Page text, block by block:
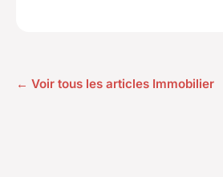
← Voir tous les articles Immobilier